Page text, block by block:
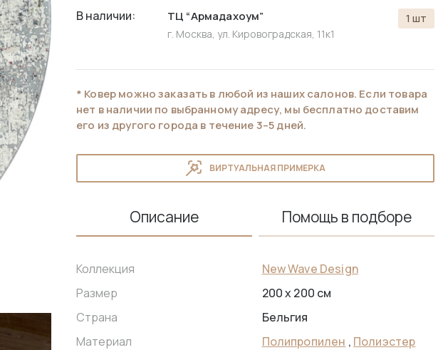
В наличии: ТЦ “Армадахоум”
г. Москва, ул. Кировоградская, 11к1
1 шт
* Ковер можно заказать в любой из наших салонов. Если товара
нет в наличии по выбранному адресу, мы бесплатно доставим
его из другого города в течение 3–5 дней.
ВИРТУАЛЬНАЯ ПРИМЕРКА
Описание Помощь в подборе
Коллекция
New Wave Design
Размер
200 x 200 см
Страна
Бельгия
Материал
Полипропилен , Полиэстер